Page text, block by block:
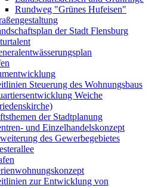
Rundweg "Grünes Hufeisen"
der Stadt Flensburg
Steuerung des Wohnungsbaus
Weiche
der Stadtplanung
und Einzelhandelskonzept
des Gewerbegebietes
zur Entwicklung von